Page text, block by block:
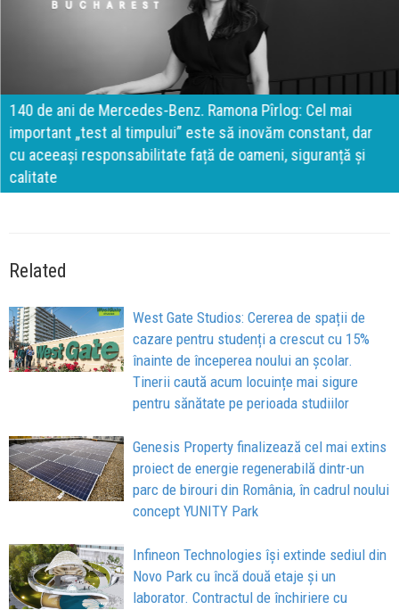
140 de ani de Mercedes-Benz. Ramona Pîrlog: Cel mai
important „test al timpului” este să inovăm constant, dar
cu aceeași responsabilitate față de oameni, siguranță și
calitate
Related
West Gate Studios: Cererea de spații de
cazare pentru studenți a crescut cu 15%
înainte de începerea noului an școlar.
Tinerii caută acum locuințe mai sigure
pentru sănătate pe perioada studiilor
Genesis Property finalizează cel mai extins
proiect de energie regenerabilă dintr-un
parc de birouri din România, în cadrul noului
concept YUNITY Park
Infineon Technologies își extinde sediul din
Novo Park cu încă două etaje și un
laborator. Contractul de închiriere cu